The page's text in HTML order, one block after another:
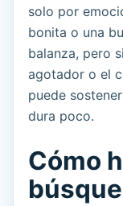
solo por
bonita o una
balanza, pero
agotador o el
puede
dura poco.
Cómo